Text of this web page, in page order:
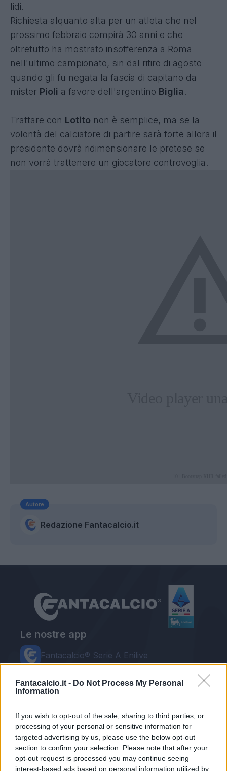
Fantacalcio.it - Do Not Process My Personal
Information
If you wish to opt-out of the sale, sharing to third parties, or
processing of your personal or sensitive information for
targeted advertising by us, please use the below opt-out
section to confirm your selection. Please note that after your
opt-out request is processed you may continue seeing
interest-based ads based on personal information utilized by
lidi.
Richiesta alquanto alta per un atleta che nel
prossimo febbraio compirà 30 anni e che
oltretutto ha mostrato insofferenza a Roma
nell'ultimo campionato, sin dal ritiro di agosto
quando gli fu negata la fascia di capitano da
mister Pioli a favore dell'argentino Biglia.
Trattare con Lotito non è semplice, ma se la
volontà del calciatore di partire sarà forte allora il
presidente dovrà ridimensionare le pretese se
non vorrà trattenere un giocatore controvoglia.
Autore
Redazione Fantacalcio.it
Le nostre app
Fantacalcio® Serie A Enilive
EuroLeghe Fantacalcio®
Guida per l'asta perfetta
FantaAsta Live
FantaAsta Buzz